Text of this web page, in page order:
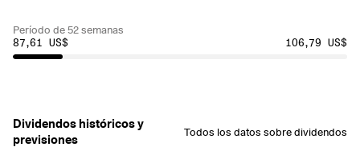
Dividendos históricos y
previsiones
Todos los datos sobre dividendos
Período de 52 semanas
87,61 US$
106,79 US$